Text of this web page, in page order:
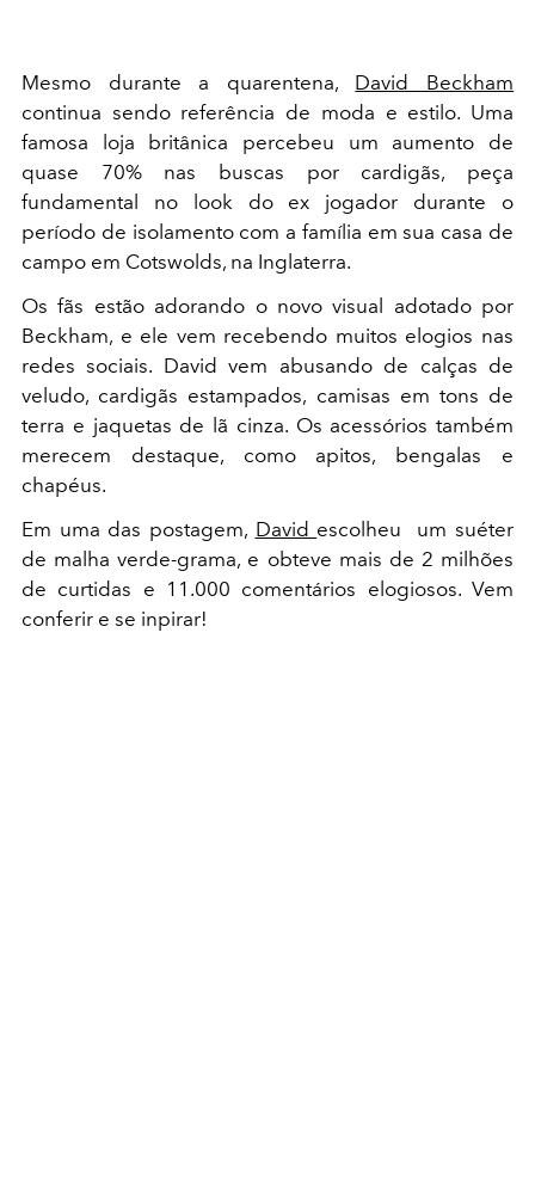
Mesmo durante a quarentena, David Beckham
continua sendo referência de moda e estilo. Uma
famosa loja britânica percebeu um aumento de
quase 70% nas buscas por cardigãs, peça
fundamental no look do ex jogador durante o
período de isolamento com a família em sua casa de
campo em Cotswolds, na Inglaterra.
Os fãs estão adorando o novo visual adotado por
Beckham, e ele vem recebendo muitos elogios nas
redes sociais. David vem abusando de calças de
veludo, cardigãs estampados, camisas em tons de
terra e jaquetas de lã cinza. Os acessórios também
merecem destaque, como apitos, bengalas e
chapéus.
Em uma das postagem, David escolheu um suéter
de malha verde-grama, e obteve mais de 2 milhões
de curtidas e 11.000 comentários elogiosos. Vem
conferir e se inpirar!